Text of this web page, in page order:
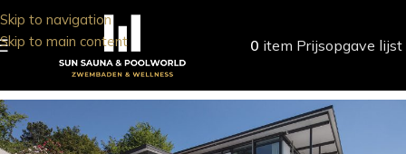
Skip to navigation
Skip to main content
0 item Prijsopgave lijst